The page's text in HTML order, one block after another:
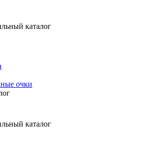
каталог
очки
каталог